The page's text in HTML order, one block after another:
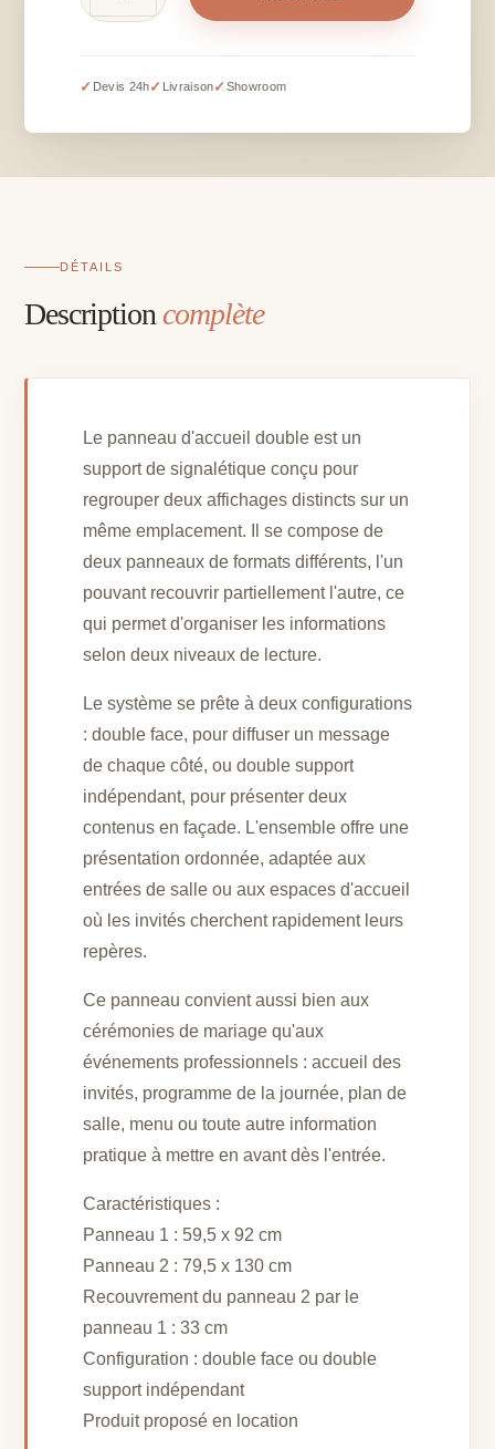
double
location
✓ Devis 24h✓ Livraison✓ Showroom
DÉTAILS
Description complète
Le panneau d'accueil double est un
support de signalétique conçu pour
regrouper deux affichages distincts sur un
même emplacement. Il se compose de
deux panneaux de formats différents, l'un
pouvant recouvrir partiellement l'autre, ce
qui permet d'organiser les informations
selon deux niveaux de lecture.
Le système se prête à deux configurations
: double face, pour diffuser un message
de chaque côté, ou double support
indépendant, pour présenter deux
contenus en façade. L'ensemble offre une
présentation ordonnée, adaptée aux
entrées de salle ou aux espaces d'accueil
où les invités cherchent rapidement leurs
repères.
Ce panneau convient aussi bien aux
cérémonies de mariage qu'aux
événements professionnels : accueil des
invités, programme de la journée, plan de
salle, menu ou toute autre information
pratique à mettre en avant dès l'entrée.
Caractéristiques :
Panneau 1 : 59,5 x 92 cm
Panneau 2 : 79,5 x 130 cm
Recouvrement du panneau 2 par le
panneau 1 : 33 cm
Configuration : double face ou double
support indépendant
Produit proposé en location